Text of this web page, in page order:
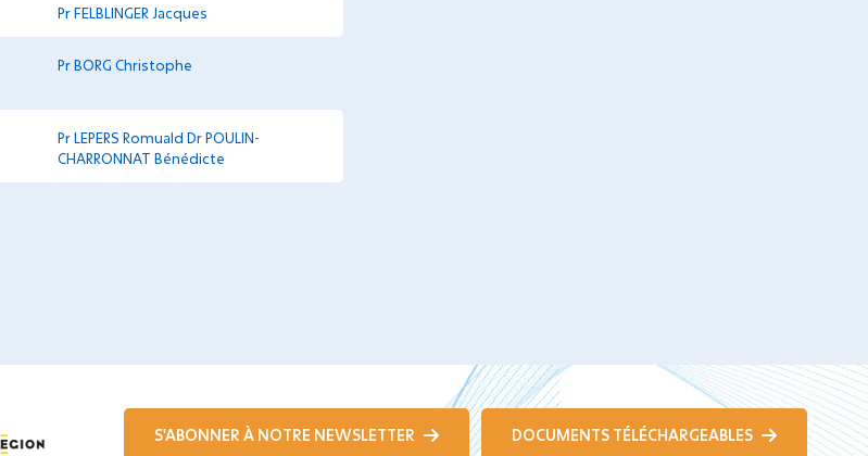
Pr FELBLINGER Jacques
Pr BORG Christophe
Pr LEPERS Romuald Dr POULIN-
CHARRONNAT Bénédicte
S'ABONNER À NOTRE NEWSLETTER DOCUMENTS TÉLÉCHARGEABLES